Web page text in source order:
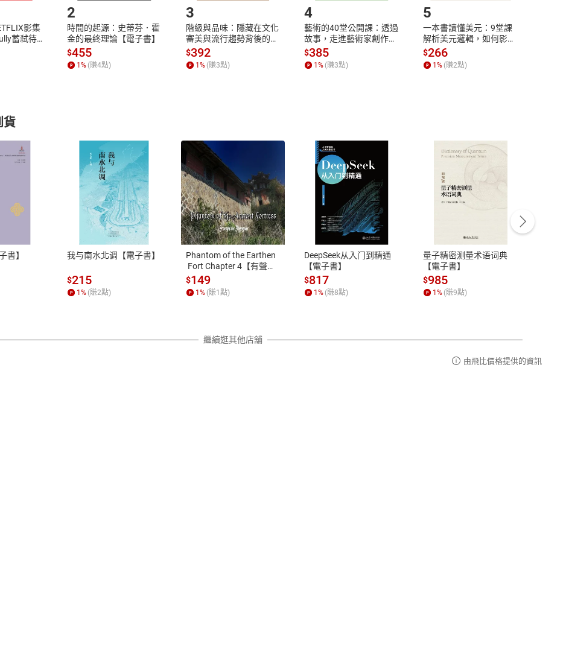
款方式
信用卡、LINE PAY、AFTEE
退換貨規範
本店是否提供消費者保護法七日猶豫期
之權利，遽消費者保護法及通訊交易解
除權合理例外情事適用準則，依商品性
質各有不同規定。詳細退換貨說明請參
照各商品說明。
客服資訊
服務時間：週一到週五 10:00-12:00、
13:00-17:00 (國定假日及例假日休息)
客服電話：0080-1857077
影集
蓄弒待
2
時間的起源：史蒂芬．霍
金的最終理論【電子書】
$455
1 % (賺4點)
3
階級與品味：隱藏在文化
審美與流行趨勢背後的地
位渴望【電子書】
$392
1 % (賺3點)
4
藝術的40堂公開課：透過
故事，走進藝術家創作現
場，看藝術如何誕生、如
何形塑人類生活【電子
書】
$385
1% (賺3點)
5
一本書讀懂美元：9堂課
解析美元邏輯，如何影響
全球經濟和每個人的投資
【電子書】
$266
1% (賺2點)
貨
書】 我与南水北调【電子書】
$215
1 % (賺2點)
Phantom of the Earthen
Fort Chapter 4【有聲
書】
$149
1 % (賺1 點)
DeepSeek从入门到精通
【電子書】
$817
1% (賺8點)
量子精密测量术语词典
【電子書】
$985
1% (賺9點)
繼續逛其他店舖
由飛比價格提供的資訊